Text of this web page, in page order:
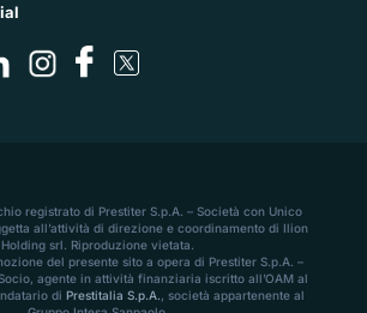
registrato di Prestiter S.p.A. – Società con Unico
all’attività di direzione e coordinamento di Ilion
Holding srl. Riproduzione vietata.
del presente sito a opera di Prestiter S.p.A. –
agente in attività finanziaria iscritto all’OAM al
diPrestitalia S.p.A., società appartenente al